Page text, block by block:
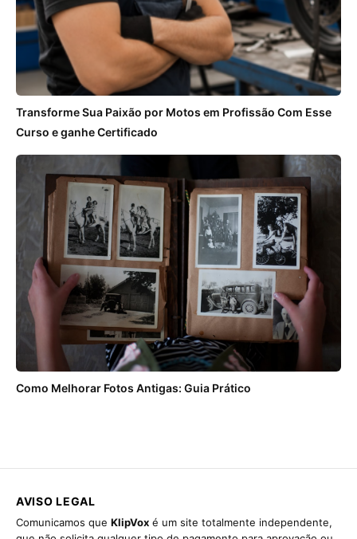
Transforme Sua Paixão por Motos em Profissão Com Esse
Curso e ganhe Certificado
Como Melhorar Fotos Antigas: Guia Prático
AVISO LEGAL
Comunicamos que KlipVox é um site totalmente independente,